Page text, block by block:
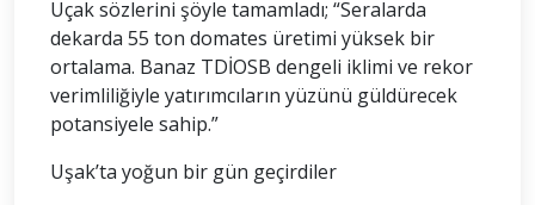
Uçak sözlerini şöyle tamamladı; “Seralarda
dekarda 55 ton domates üretimi yüksek bir
ortalama. Banaz TDİOSB dengeli iklimi ve rekor
verimliliğiyle yatırımcıların yüzünü güldürecek
potansiyele sahip.”
Uşak’ta yoğun bir gün geçirdiler